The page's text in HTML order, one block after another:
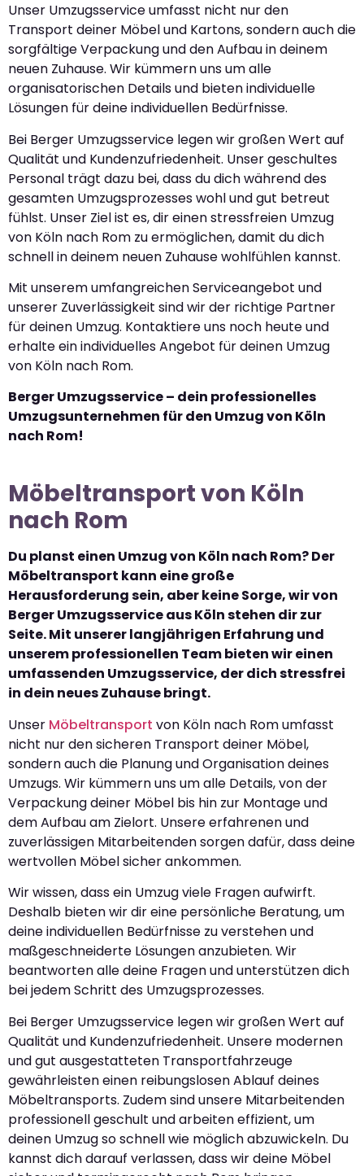
Unser Umzugsservice umfasst nicht nur den
Transport deiner Möbel und Kartons, sondern auch die
sorgfältige Verpackung und den Aufbau in deinem
neuen Zuhause. Wir kümmern uns um alle
organisatorischen Details und bieten individuelle
Lösungen für deine individuellen Bedürfnisse.
Bei Berger Umzugsservice legen wir großen Wert auf
Qualität und Kundenzufriedenheit. Unser geschultes
Personal trägt dazu bei, dass du dich während des
gesamten Umzugsprozesses wohl und gut betreut
fühlst. Unser Ziel ist es, dir einen stressfreien Umzug
von Köln nach Rom zu ermöglichen, damit du dich
schnell in deinem neuen Zuhause wohlfühlen kannst.
Mit unserem umfangreichen Serviceangebot und
unserer Zuverlässigkeit sind wir der richtige Partner
für deinen Umzug. Kontaktiere uns noch heute und
erhalte ein individuelles Angebot für deinen Umzug
von Köln nach Rom.
Berger Umzugsservice – dein professionelles
Umzugsunternehmen für den Umzug von Köln
nach Rom!
Möbeltransport von Köln
nach Rom
Du planst einen Umzug von Köln nach Rom? Der
Möbeltransport kann eine große
Herausforderung sein, aber keine Sorge, wir von
Berger Umzugsservice aus Köln stehen dir zur
Seite. Mit unserer langjährigen Erfahrung und
unserem professionellen Team bieten wir einen
umfassenden Umzugsservice, der dich stressfrei
in dein neues Zuhause bringt.
Unser Möbeltransport von Köln nach Rom umfasst
nicht nur den sicheren Transport deiner Möbel,
sondern auch die Planung und Organisation deines
Umzugs. Wir kümmern uns um alle Details, von der
Verpackung deiner Möbel bis hin zur Montage und
dem Aufbau am Zielort. Unsere erfahrenen und
zuverlässigen Mitarbeitenden sorgen dafür, dass deine
wertvollen Möbel sicher ankommen.
Wir wissen, dass ein Umzug viele Fragen aufwirft.
Deshalb bieten wir dir eine persönliche Beratung, um
deine individuellen Bedürfnisse zu verstehen und
maßgeschneiderte Lösungen anzubieten. Wir
beantworten alle deine Fragen und unterstützen dich
bei jedem Schritt des Umzugsprozesses.
Bei Berger Umzugsservice legen wir großen Wert auf
Qualität und Kundenzufriedenheit. Unsere modernen
und gut ausgestatteten Transportfahrzeuge
gewährleisten einen reibungslosen Ablauf deines
Möbeltransports. Zudem sind unsere Mitarbeitenden
professionell geschult und arbeiten effizient, um
deinen Umzug so schnell wie möglich abzuwickeln. Du
kannst dich darauf verlassen, dass wir deine Möbel